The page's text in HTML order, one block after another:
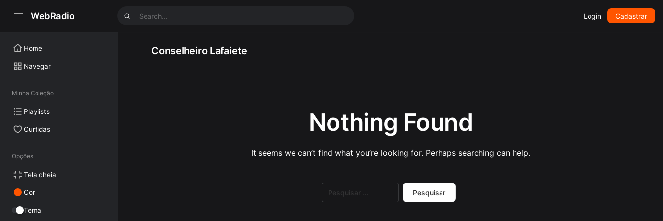
WebRadio Login Cadastrar
Home
Navegar
Minha Coleção
Playlists
Curtidas
Opções
Tela cheia
Cor
Tema
Conselheiro Lafaiete
Nothing Found
It seems we can’t find what you’re looking for. Perhaps searching can help.
por: